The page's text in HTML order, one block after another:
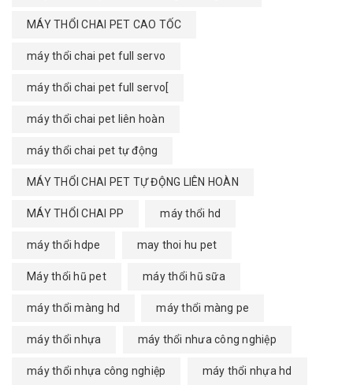
MÁY THỔI CHAI PET CAO TỐC
máy thổi chai pet full servo
máy thổi chai pet full servo[
máy thổi chai pet liên hoàn
máy thổi chai pet tự động
MÁY THỔI CHAI PET TỰ ĐỘNG LIÊN HOÀN
MÁY THỔI CHAI PP máy thổi hd
máy thổi hdpe may thoi hu pet
Máy thổi hũ pet máy thổi hũ sữa
máy thổi màng hd máy thổi màng pe
máy thổi nhựa máy thổi nhưa công nghiệp
máy thổi nhựa công nghiệp máy thổi nhựa hd